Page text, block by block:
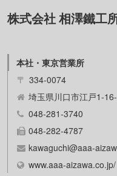
株式会社 相澤鐵工
本社・東京営業所
〒 334-0074
埼玉県川口市江戸1-
048-281-3740
048-282-4787
kawaguchi@aaa-
www.aaa-aizawa.co.jp/